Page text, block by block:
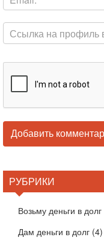
РУБРИКИ
Возьму деньги в долг
Дам деньги в долг (4)